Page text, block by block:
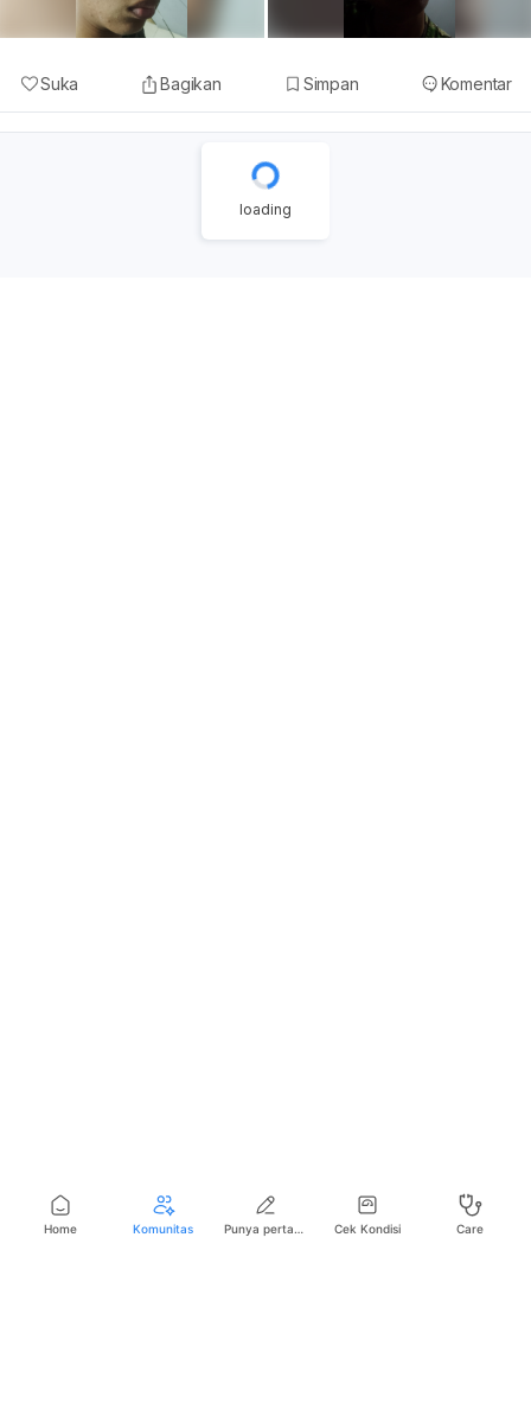
Suka Bagikan Simpan Komentar
loading
Home Komunitas Punya pertanyaan seputar kesehatan? Cek Kondisi Care